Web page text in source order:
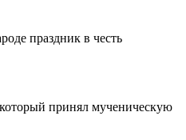
праздник в честь
принял мученическую